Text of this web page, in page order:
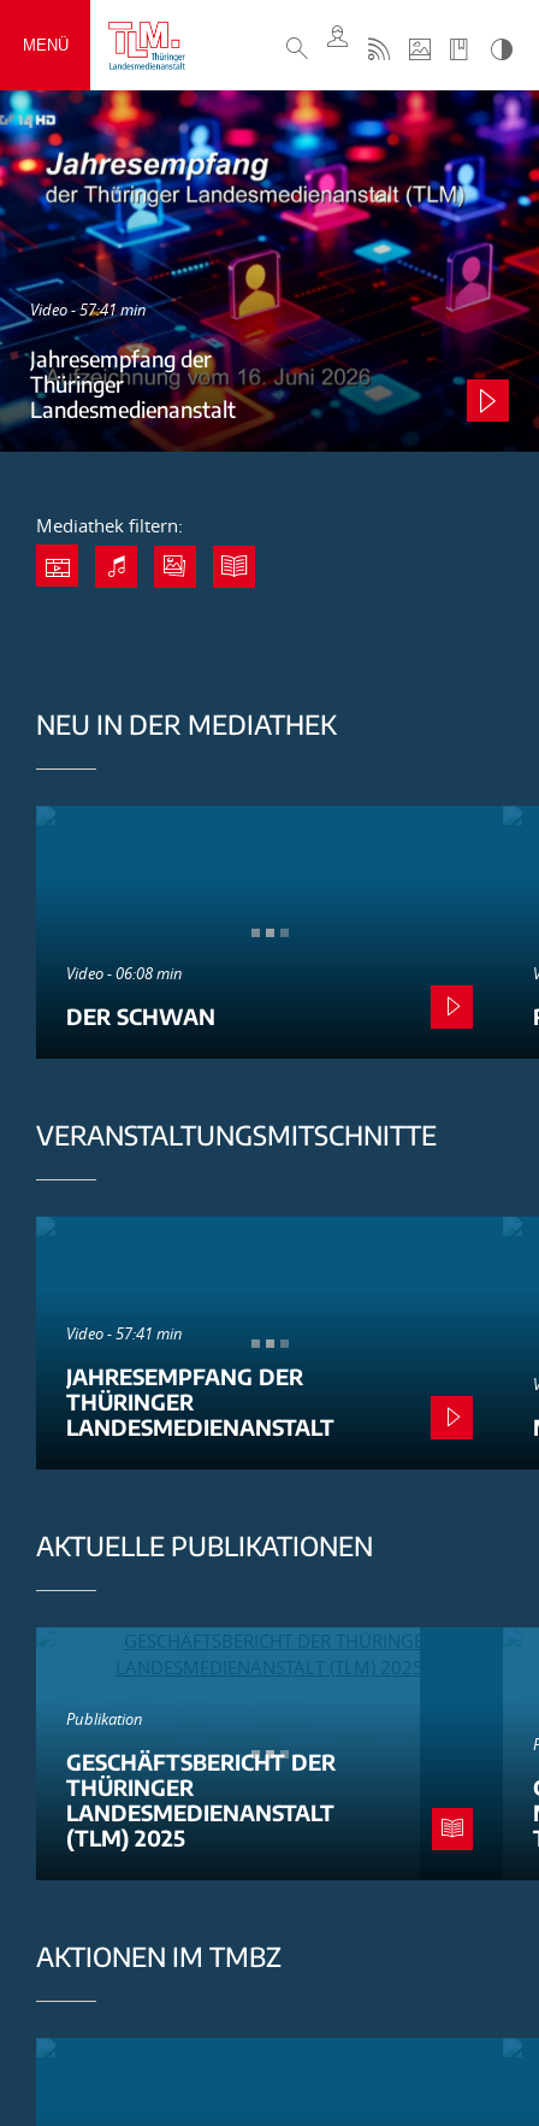
MENÜ
Video - 57:41 min
Jahresempfang der
Thüringer
Landesmedienanstalt
Mediathek filtern:
NEU IN DER MEDIATHEK
Video - 06:08 min
DER SCHWAN
VERANSTALTUNGSMITSCHNITTE
Video - 57:41 min
JAHRESEMPFANG DER
THÜRINGER
LANDESMEDIENANSTALT
AKTUELLE PUBLIKATIONEN
Publikation
GESCHÄFTSBERICHT DER
THÜRINGER
LANDESMEDIENANSTALT
(TLM) 2025
AKTIONEN IM TMBZ